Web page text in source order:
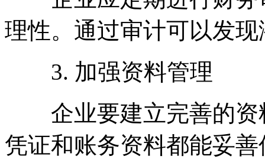
理性。通过审计可以发
3. 加强资料管理
企业要建立完善的资
凭证和账务资料都能妥